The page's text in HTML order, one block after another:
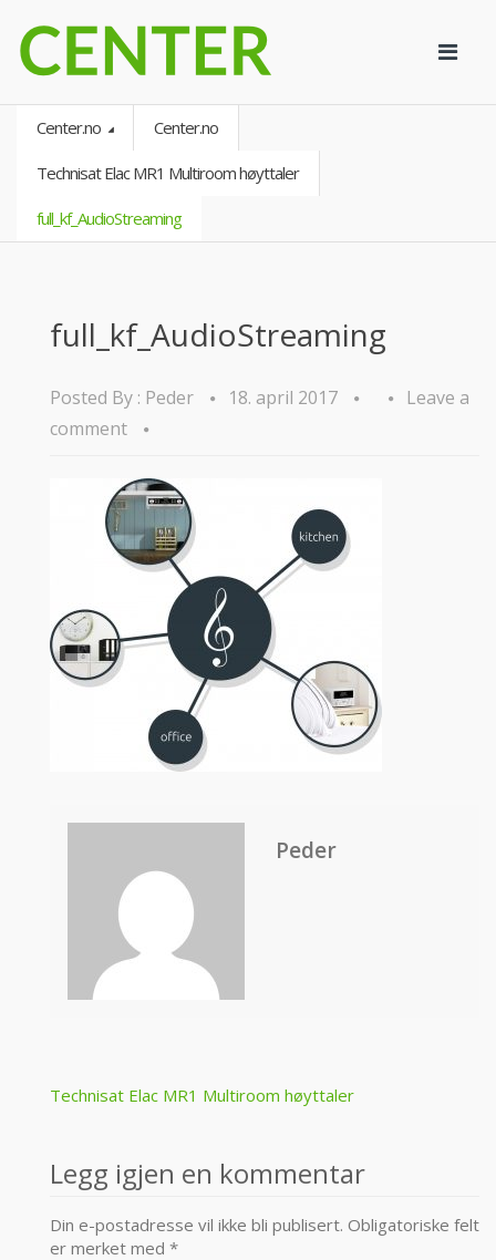
Center.no Center.no
Technisat Elac MR1 Multiroom høyttaler
full_kf_AudioStreaming
full_kf_AudioStreaming
Posted By : Peder 18. april 2017
Leave a
comment
Peder
Post
Technisat Elac MR1 Multiroom høyttaler
Legg igjen en kommentar
Din e-postadresse vil ikke bli publisert. Obligatoriske felt
er merket med *